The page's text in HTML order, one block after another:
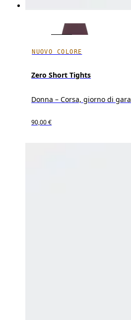
NUOVO COLORE
Zero Short Tights
Donna – Corsa, giorno di gara
90,00 €